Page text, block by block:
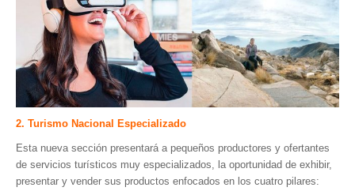
2. Turismo Nacional Especializado
Esta nueva sección presentará a pequeños productores y ofertantes
de servicios turísticos muy especializados, la oportunidad de exhibir,
presentar y vender sus productos enfocados en los cuatro pilares: